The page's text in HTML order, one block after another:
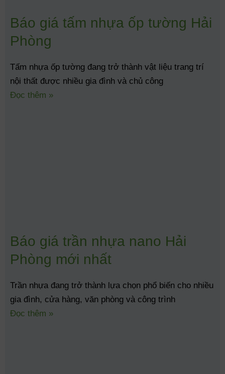
Báo giá tấm nhựa ốp tường Hải
Phòng
Tấm nhựa ốp tường đang trở thành vật liệu trang trí
nội thất được nhiều gia đình và chủ công
Đọc thêm »
Báo giá trần nhựa nano Hải
Phòng mới nhất
Trần nhựa đang trở thành lựa chọn phổ biến cho nhiều
gia đình, cửa hàng, văn phòng và công trình
Đọc thêm »